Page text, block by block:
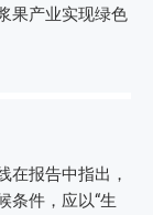
果产业实现绿色
在报告中指出，
条件，应以“生